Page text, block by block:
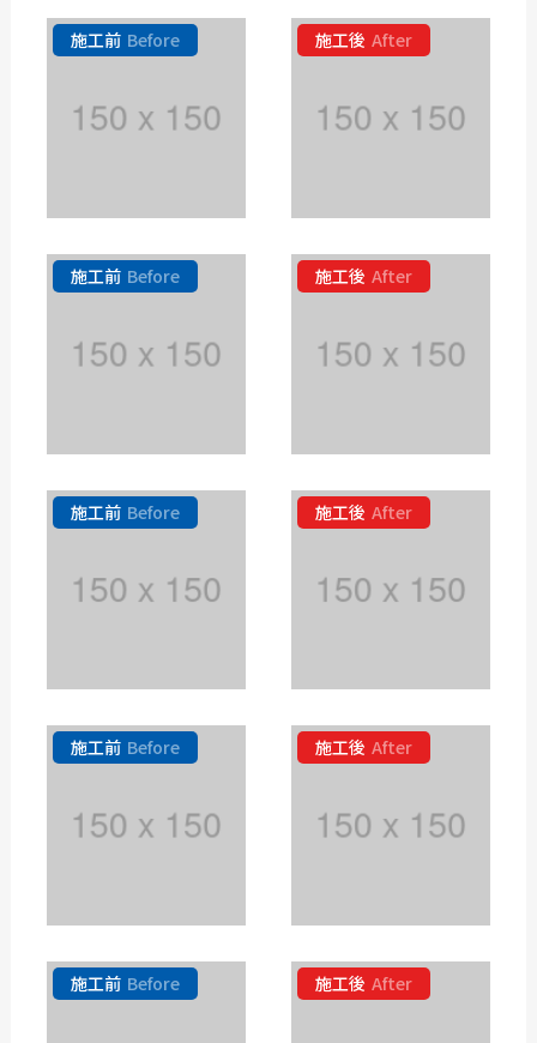
施工前 Before 施工後 After
施工前 Before 施工後 After
施工前 Before 施工後 After
施工前 Before 施工後 After
施工前 Before 施工後 After